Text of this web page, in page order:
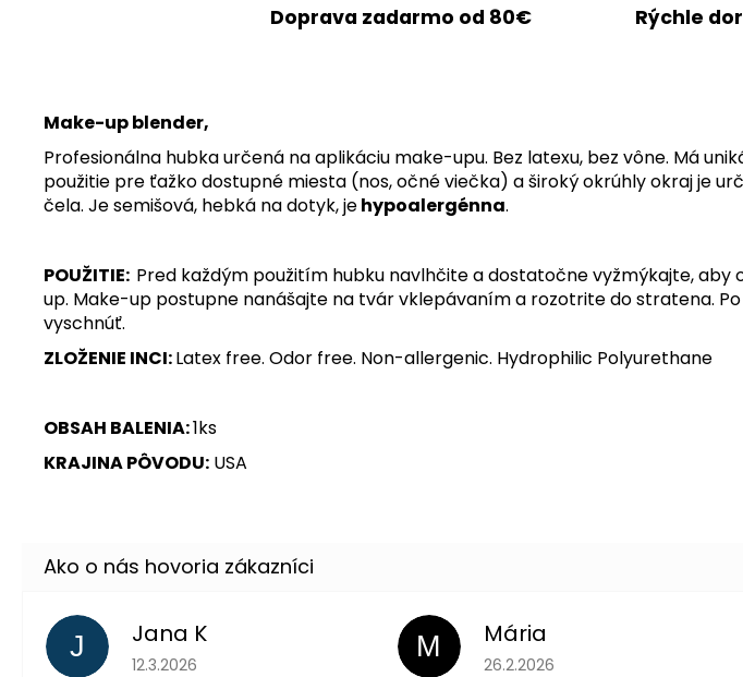
Doprava zadarmo od 80€ Rýchle
Make-up blender,
Profesionálna hubka určená na aplikáciu make-upu. Bez latexu, bez vône. Má
použitie pre ťažko dostupné miesta (nos, očné viečka) a široký okrúhly okraj je
čela. Je semišová, hebká na dotyk, jehypoalergénna.
POUŽITIE: Pred každým použitím hubku navlhčite a dostatočne vyžmýkajte, aby
up. Make-up postupne nanášajte na tvár vklepávaním a rozotrite do stratena.
vyschnúť.
ZLOŽENIE INCI:Latex free. Odor free. Non-allergenic. Hydrophilic Polyurethane
OBSAH BALENIA:1ks
KRAJINA PÔVODU: USA
J Jana K
Hodnotenie obchodu je 5 z 5 hviezdičiek.
12.3.2026
M Mária
Hodnotenie obchodu je 5 z 5
26.2.2026